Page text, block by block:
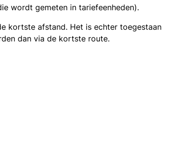
wordt gemeten in tariefeenheden).
kortste afstand. Het is echter toegestaan
dan via de kortste route.